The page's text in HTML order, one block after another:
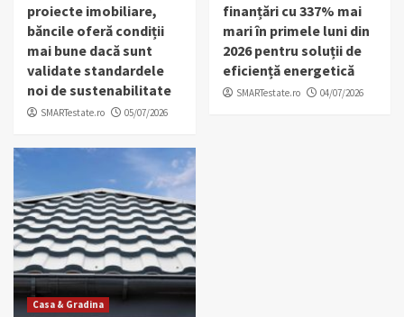
proiecte imobiliare,
băncile oferă condiții
mai bune dacă sunt
validate standardele
noi de sustenabilitate
SMARTestate.ro 05/07/2026
finanțări cu 337% mai
mari în primele luni din
2026 pentru soluții de
eficiență energetică
SMARTestate.ro 04/07/2026
Casa & Gradina